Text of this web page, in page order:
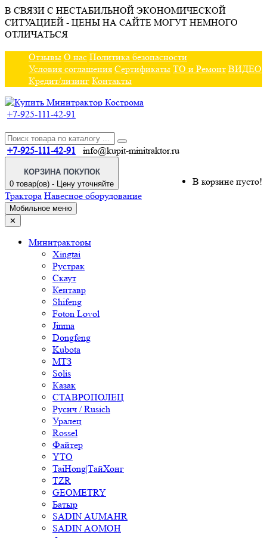
В СВЯЗИ С НЕСТАБИЛЬНОЙ ЭКОНОМИЧЕСКОЙ
СИТУАЦИЕЙ - ЦЕНЫ НА САЙТЕ МОГУТ НЕМНОГО
ОТЛИЧАТЬСЯ
Отзывы О нас Политика безопасности
Условия соглашения Сертификаты ТО и Ремонт ВИДЕО
Кредит/лизинг Контакты
+7-925-111-42-91
+7-925-111-42-91 info@kupit-minitraktor.ru
КОРЗИНА ПОКУПОК
0 товар(ов) - Цену уточняйте
В корзине пусто!
Трактора Навесное оборудование
Мобильное меню
✕
Минитракторы
Xingtai
Рустрак
Скаут
Кентавр
Shifeng
Foton Lovol
Jinma
Dongfeng
Kubota
МТЗ
Solis
Казак
СТАВРОПОЛЕЦ
Русич / Rusich
Уралец
Rossel
Файтер
YTO
TaiHong|ТайХонг
TZR
GEOMETRY
Батыр
SADIN AUMAHR
SADIN AOMOH